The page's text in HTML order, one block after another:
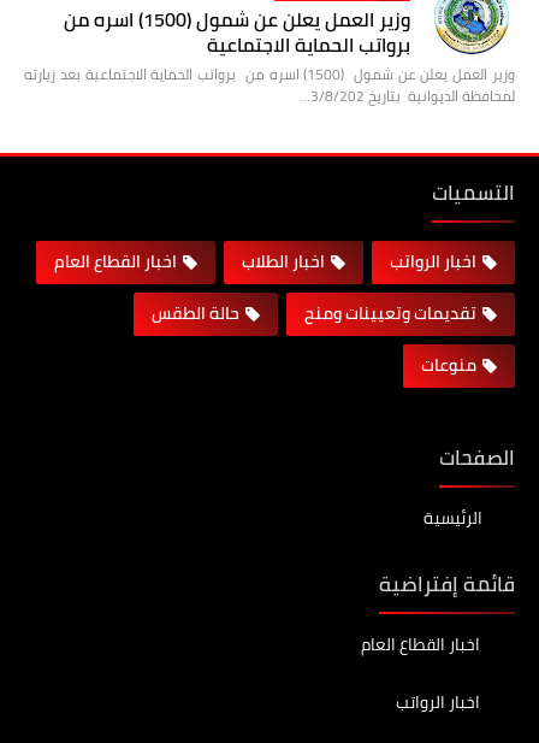
وزير العمل يعلن عن شمول (1500) اسره من
برواتب الحماية الاجتماعية
وزير العمل يعلن عن شمول (1500) اسره من برواتب الحماية الاجتماعية بعد زيارته
لمحافظة الديوانية بتاريخ 3/8/202…
التسميات
اخبار الرواتب اخبار الطلاب
اخبار القطاع العام
تقديمات وتعيينات ومنح
حالة الطقس
منوعات
الصفحات
الرئيسية
قائمة إفتراضية
اخبار القطاع العام
اخبار الرواتب